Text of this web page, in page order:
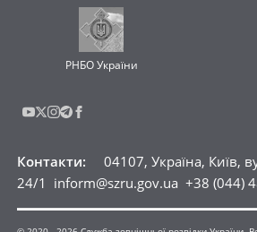
РНБО України
Контакти:
04107, Україна, Київ,
24/1 inform@szru.gov.ua +38 (044)